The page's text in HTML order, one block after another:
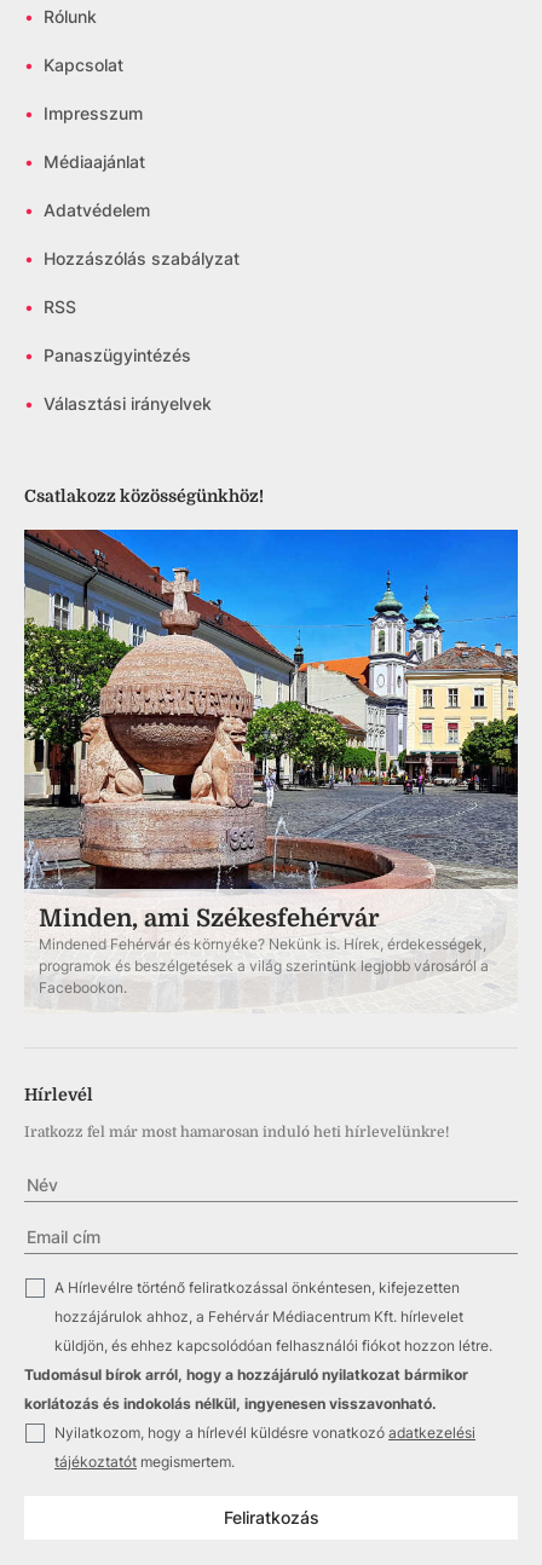
• Rólunk
• Kapcsolat
• Impresszum
• Médiaajánlat
• Adatvédelem
• Hozzászólás szabályzat
• RSS
• Panaszügyintézés
• Választási irányelvek
Csatlakozz közösségünkhöz!
Minden, ami Székesfehérvár
Mindened Fehérvár és környéke? Nekünk is. Hírek, érdekességek,
programok és beszélgetések a világ szerintünk legjobb városáról a
Facebookon.
Hírlevél
Iratkozz fel már most hamarosan induló heti hírlevelünkre!
A Hírlevélre történő feliratkozással önkéntesen, kifejezetten
hozzájárulok ahhoz, a Fehérvár Médiacentrum Kft. hírlevelet
küldjön, és ehhez kapcsolódóan felhasználói fiókot hozzon létre.
Tudomásul bírok arról, hogy a hozzájáruló nyilatkozat bármikor
korlátozás és indokolás nélkül, ingyenesen visszavonható.
Nyilatkozom, hogy a hírlevél küldésre vonatkozó adatkezelési
tájékoztatót megismertem.
Feliratkozás